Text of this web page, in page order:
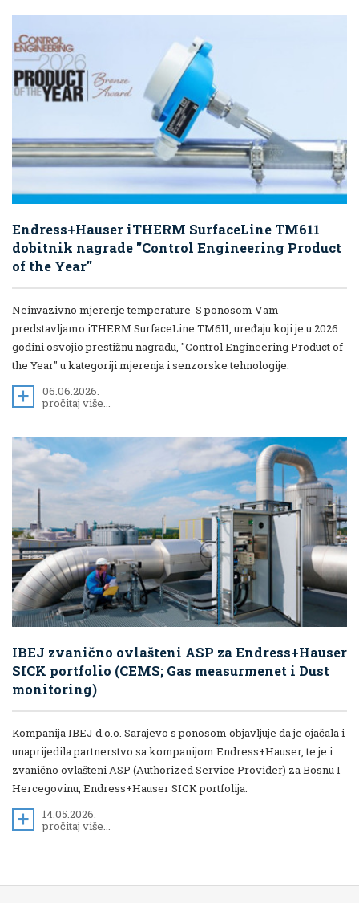
Endress+Hauser iTHERM SurfaceLine TM611
dobitnik nagrade "Control Engineering Product
of the Year"
Neinvazivno mjerenje temperature S ponosom Vam
predstavljamo iTHERM SurfaceLine TM611, uređaju koji je u 2026
godini osvojio prestižnu nagradu, "Control Engineering Product of
the Year" u kategoriji mjerenja i senzorske tehnologije.
06.06.2026.
pročitaj više...
IBEJ zvanično ovlašteni ASP za Endress+Hauser
SICK portfolio (CEMS; Gas measurmenet i Dust
monitoring)
Kompanija IBEJ d.o.o. Sarajevo s ponosom objavljuje da je ojačala i
unaprijedila partnerstvo sa kompanijom Endress+Hauser, te je i
zvanično ovlašteni ASP (Authorized Service Provider) za Bosnu I
Hercegovinu, Endress+Hauser SICK portfolija.
14.05.2026.
pročitaj više...